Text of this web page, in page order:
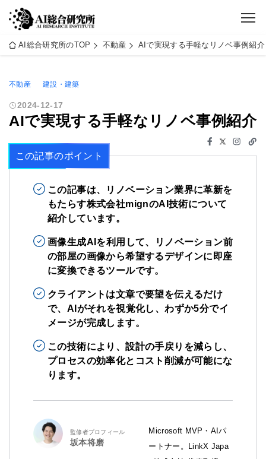
AI総合研究所のTOP 不動産 AIで実現する手軽なリノベ事例紹介
不動産 建設・建築
2024-12-17
AIで実現する手軽なリノベ事例紹介
この記事のポイント
この記事は、リノベーション業界に革新を
もたらす株式会社mignのAI技術について
紹介しています。
画像生成AIを利用して、リノベーション前
の部屋の画像から希望するデザインに即座
に変換できるツールです。
クライアントは文章で要望を伝えるだけ
で、AIがそれを視覚化し、わずか5分でイ
メージが完成します。
この技術により、設計の手戻りを減らし、
プロセスの効率化とコスト削減が可能にな
ります。
監修者プロフィール
坂本将磨
Microsoft MVP・AIパ
ートナー。LinkX Japa